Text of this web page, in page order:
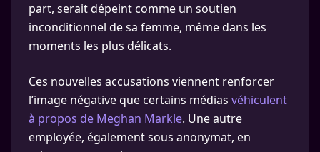
part, serait dépeint comme un soutien
inconditionnel de sa femme, même dans les
moments les plus délicats.
Ces nouvelles accusations viennent renforcer
l’image négative que certains médias véhiculent
à propos de Meghan Markle. Une autre
employée, également sous anonymat, en